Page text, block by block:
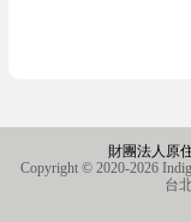
財團法人原
Copyright © 2020-2026
台